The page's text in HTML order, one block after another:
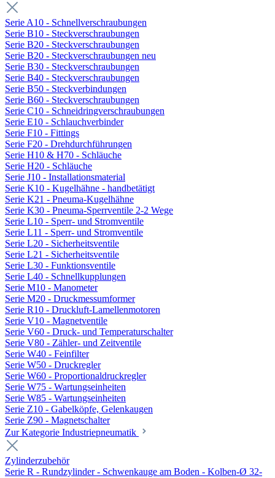
Serie A10 - Schnellverschraubungen
Serie B10 - Steckverschraubungen
Serie B20 - Steckverschraubungen
Serie B20 - Steckverschraubungen neu
Serie B30 - Steckverschraubungen
Serie B40 - Steckverschraubungen
Serie B50 - Steckverbindungen
Serie B60 - Steckverschraubungen
Serie C10 - Schneidringverschraubungen
Serie E10 - Schlauchverbinder
Serie F10 - Fittings
Serie F20 - Drehdurchführungen
Serie H10 & H70 - Schläuche
Serie H20 - Schläuche
Serie J10 - Installationsmaterial
Serie K10 - Kugelhähne - handbetätigt
Serie K21 - Pneuma-Kugelhähne
Serie K30 - Pneuma-Sperrventile 2-2 Wege
Serie L10 - Sperr- und Stromventile
Serie L11 - Sperr- und Stromventile
Serie L20 - Sicherheitsventile
Serie L21 - Sicherheitsventile
Serie L30 - Funktionsventile
Serie L40 - Schnellkupplungen
Serie M10 - Manometer
Serie M20 - Druckmessumformer
Serie R10 - Druckluft-Lamellenmotoren
Serie V10 - Magnetventile
Serie V60 - Druck- und Temperaturschalter
Serie V80 - Zähler- und Zeitventile
Serie W40 - Feinfilter
Serie W50 - Druckregler
Serie W60 - Proportionaldruckregler
Serie W75 - Wartungseinheiten
Serie W85 - Wartungseinheiten
Serie Z10 - Gabelköpfe, Gelenkaugen
Serie Z90 - Magnetschalter
Zur Kategorie Industriepneumatik
Zylinderzubehör
Serie R - Rundzylinder - Schwenkauge am Boden - Kolben-Ø 32-